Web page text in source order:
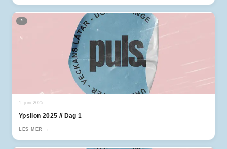
?
1. juni 2025
Ypsilon 2025 // Dag 1
LES MER →